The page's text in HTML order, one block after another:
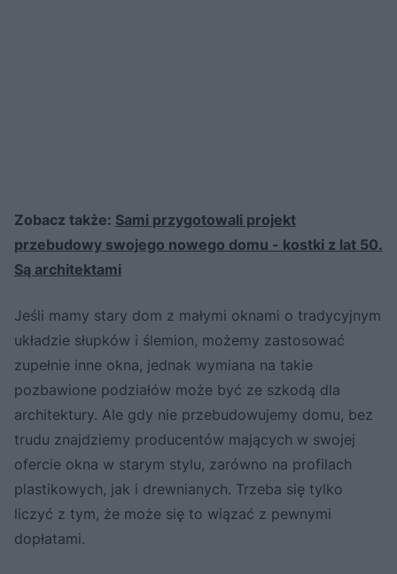
Zobacz także: Sami przygotowali projekt
przebudowy swojego nowego domu - kostki z lat 50.
Są architektami
Jeśli mamy stary dom z małymi oknami o tradycyjnym
układzie słupków i ślemion, możemy zastosować
zupełnie inne okna, jednak wymiana na takie
pozbawione podziałów może być ze szkodą dla
architektury. Ale gdy nie przebudowujemy domu, bez
trudu znajdziemy producentów mających w swojej
ofercie okna w starym stylu, zarówno na profilach
plastikowych, jak i drewnianych. Trzeba się tylko
liczyć z tym, że może się to wiązać z pewnymi
dopłatami.